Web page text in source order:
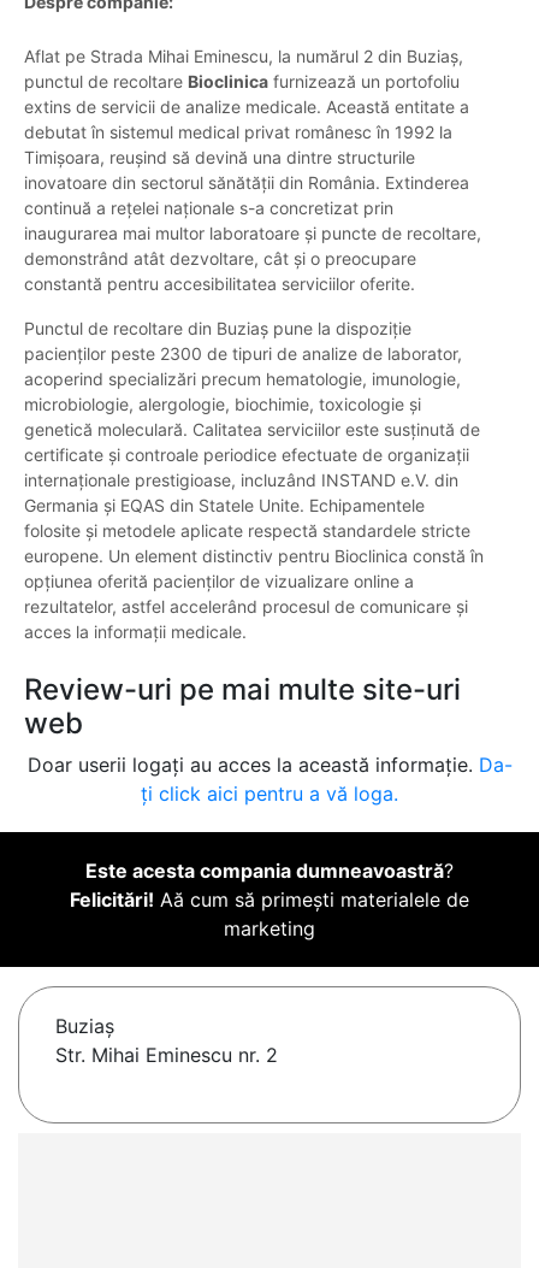
Aflat pe Strada Mihai Eminescu, la numărul 2 din Buziaș,
punctul de recoltare Bioclinica furnizează un portofoliu
extins de servicii de analize medicale. Această entitate a
debutat în sistemul medical privat românesc în 1992 la
Timișoara, reușind să devină una dintre structurile
inovatoare din sectorul sănătății din România. Extinderea
continuă a rețelei naționale s-a concretizat prin
inaugurarea mai multor laboratoare și puncte de recoltare,
demonstrând atât dezvoltare, cât și o preocupare
constantă pentru accesibilitatea serviciilor oferite.
Punctul de recoltare din Buziaș pune la dispoziție
pacienților peste 2300 de tipuri de analize de laborator,
acoperind specializări precum hematologie, imunologie,
microbiologie, alergologie, biochimie, toxicologie și
genetică moleculară. Calitatea serviciilor este susținută de
certificate și controale periodice efectuate de organizații
internaționale prestigioase, incluzând INSTAND e.V. din
Germania și EQAS din Statele Unite. Echipamentele
folosite și metodele aplicate respectă standardele stricte
europene. Un element distinctiv pentru Bioclinica constă în
opțiunea oferită pacienților de vizualizare online a
rezultatelor, astfel accelerând procesul de comunicare și
acces la informații medicale.
Review-uri pe mai multe site-uri
web
Doar userii logați au acces la această informație. Da-
ți click aici pentru a vă loga.
Este acesta compania dumneavoastră?
Felicitări! Aă cum să primești materialele de
marketing
Buziaş
Str. Mihai Eminescu nr. 2